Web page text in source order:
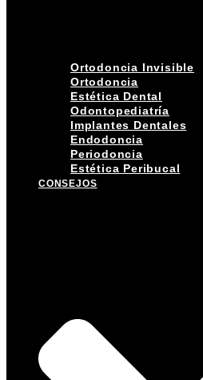
Ortodoncia Invisible
Ortodoncia
Estética Dental
Odontopediatría
Implantes Dentales
Endodoncia
Periodoncia
Estética Peribucal
CONSEJOS